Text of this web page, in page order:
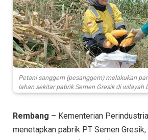
Petani sanggem (pesanggem) melakukan
lahan sekitar pabrik Semen Gresik di wilayah
Rembang – Kementerian
menetapkan pabrik PT Semen Gresik,